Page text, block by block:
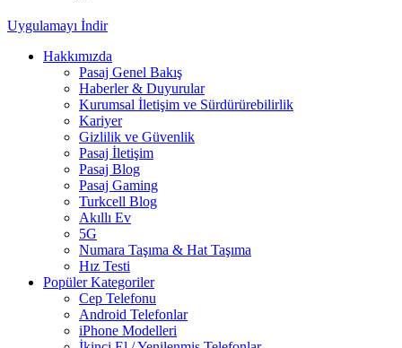
Uygulamayı İndir
Hakkımızda
Pasaj Genel Bakış
Haberler & Duyurular
Kurumsal İletişim ve Sürdürürebilirlik
Kariyer
Gizlilik ve Güvenlik
Pasaj İletişim
Pasaj Blog
Pasaj Gaming
Turkcell Blog
Akıllı Ev
5G
Numara Taşıma & Hat Taşıma
Hız Testi
Popüler Kategoriler
Cep Telefonu
Android Telefonlar
iPhone Modelleri